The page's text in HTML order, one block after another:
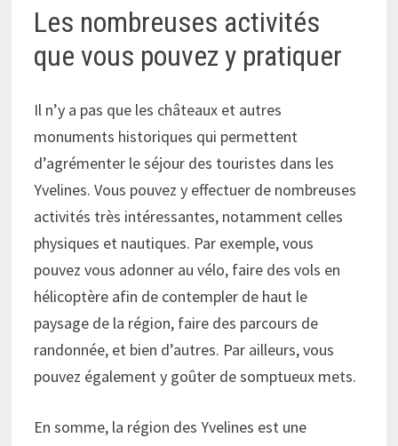
Les nombreuses activités
que vous pouvez y pratiquer
Il n’y a pas que les châteaux et autres
monuments historiques qui permettent
d’agrémenter le séjour des touristes dans les
Yvelines. Vous pouvez y effectuer de nombreuses
activités très intéressantes, notamment celles
physiques et nautiques. Par exemple, vous
pouvez vous adonner au vélo, faire des vols en
hélicoptère afin de contempler de haut le
paysage de la région, faire des parcours de
randonnée, et bien d’autres. Par ailleurs, vous
pouvez également y goûter de somptueux mets.
En somme, la région des Yvelines est une